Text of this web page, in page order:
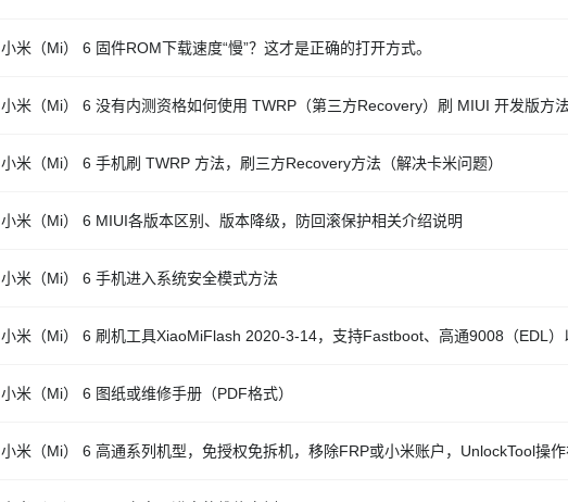
小米（Mi） 6 固件ROM下载速度“慢”？这才是正确的打开方式。
小米（Mi） 6 没有内测资格如何使用 TWRP（第三方Recovery）刷 MIUI 开发版方
小米（Mi） 6 手机刷 TWRP 方法，刷三方Recovery方法（解决卡米问题）
小米（Mi） 6 MIUI各版本区别、版本降级，防回滚保护相关介绍说明
小米（Mi） 6 手机进入系统安全模式方法
小米（Mi） 6 刷机工具XiaoMiFlash 2020-3-14，支持Fastboot、高通9008（EDL）
小米（Mi） 6 图纸或维修手册（PDF格式）
小米（Mi） 6 高通系列机型，免授权免拆机，移除FRP或小米账户，UnlockTool操